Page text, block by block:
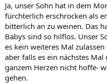
Ja, unser Sohn hat in dem
fürchterlich erschrocken als
bitterlich an zu weinen. Das
Babys sind so hilflos. Unser
es kein weiteres Mal
aber falls es ein nächstes
ganzem Herzen nicht hoffe-
gehen.